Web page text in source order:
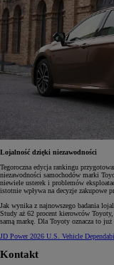
Lojalność dzięki niezawodności
Tegoroczna edycja rankingu
niezawodności samochodów marki
niewiele usterek i problemów
istotnie wpływa na decyzje zakupowe
Jak wynika z najnowszego badania
Study aż 62 procent kierowców
samą markę. Dla Toyoty oznacza to
JD Power 2026 U.S. Vehicle
Kontakt